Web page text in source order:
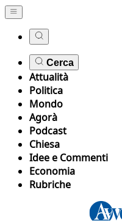
Cerca
Attualità
Politica
Mondo
Agorà
Podcast
Chiesa
Idee e Commenti
Economia
Rubriche